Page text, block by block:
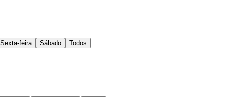
Sexta-feira Sábado Todos